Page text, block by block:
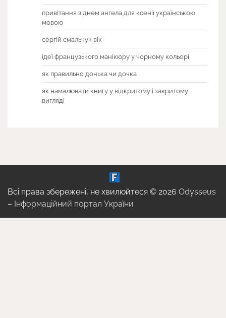
привітання з днем ангела для ксенії українською
мовою
сергій смальчук вік
ідеї французького манікюру у чорному кольорі
як правильно донька чи дочка
як намалювати книгу у відкритому і закритому
вигляді
Всі права збережені, не хвилюйтеся © 2026 Odysseus
– Інформаційний портал України